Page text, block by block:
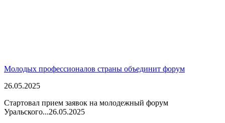
Молодых профессионалов страны объединит форум
26.05.2025
Стартовал прием заявок на молодежный форум
Уральского...26.05.2025